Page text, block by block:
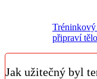
připraví
Jak užitečný byl